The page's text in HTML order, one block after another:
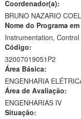
Ministério da Educação
Ministério da Cidadania
Ministério da Saúde
Ministério de Minas e Energia
Ministério da Ciência,
Ministério do Meio Ambiente
Coordenador(a):
BRUNO NAZARIO
Nome do Programa
Instrumentation,
Código:
32007019051P2
Área Básica:
ENGENHARIA
Área de Avaliação:
ENGENHARIAS IV
Situação: